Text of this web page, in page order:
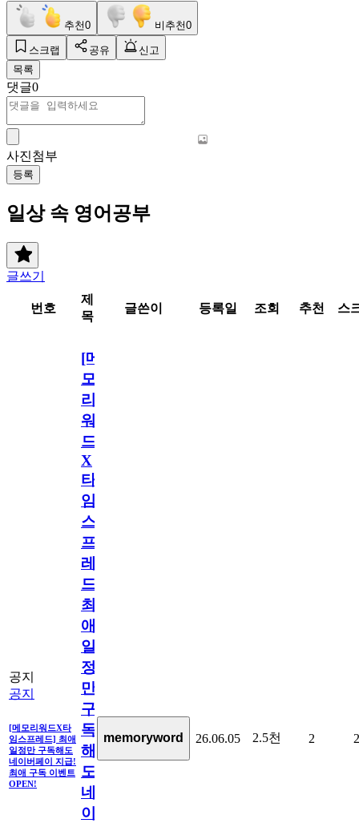
추천0 비추천0
스크랩 공유
신고
목록
댓글0
사진첨부
등록
일상 속 영어공부
글쓰기
번호
제
목
글쓴이 등록일 조회 추천 스
공지
공지
[메모리워드X타
임스프레드] 최애
일정만 구독해도
네이버페이 지급!
최애 구독 이벤트
OPEN!
[메
모
리
워
드
X
타
임
스
프
레
드]
최
애
일
정
만
구
독
해
도
네
이
memoryword 26.06.05 2.5천 2 2